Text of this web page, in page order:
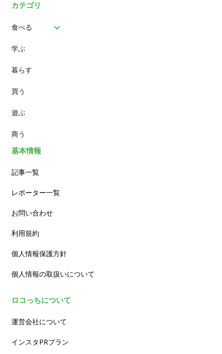
カテゴリ
食べる
パン
スイーツ
ランチ
カフェ
学ぶ
暮らす
買う
遊ぶ
商う
基本情報
記事一覧
レポーター一覧
お問い合わせ
利用規約
個人情報保護方針
個人情報の取扱いについて
ロコっちについて
運営会社について
インスタPRプラン